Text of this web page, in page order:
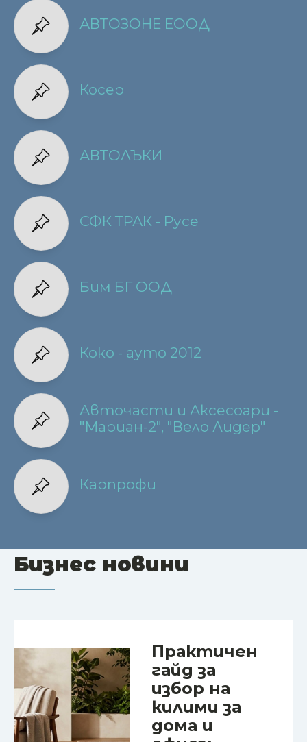
АВТОЗОНЕ ЕООД
Косер
АВТОЛЪКИ
СФК ТРАК - Русе
Бим БГ ООД
Коко - ауто 2012
Авточасти и Аксесоари -
"Мариан-2", "Вело Лидер"
Карпрофи
Бизнес новини
Практичен
гайд за
избор на
килими за
дома и